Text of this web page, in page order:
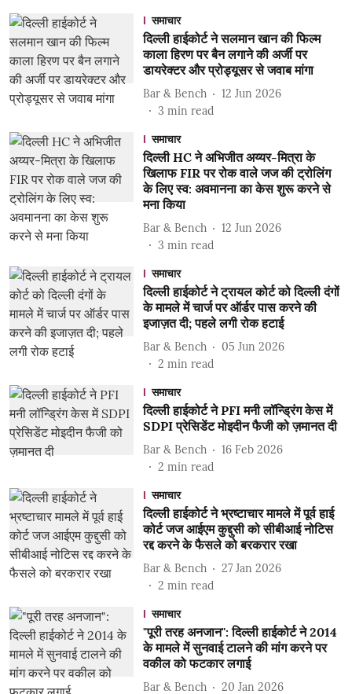
समाचार
दिल्ली हाईकोर्ट ने सलमान खान की फिल्म
काला हिरण पर बैन लगाने की अर्जी पर
डायरेक्टर और प्रोड्यूसर से जवाब मांगा
Bar & Bench
12 Jun 2026
3 min read
समाचार
दिल्ली HC ने अभिजीत अय्यर-मित्रा के
खिलाफ FIR पर रोक वाले जज की ट्रोलिंग
के लिए स्व: अवमानना ​​का केस शुरू करने से
मना किया
Bar & Bench
12 Jun 2026
3 min read
समाचार
दिल्ली हाईकोर्ट ने ट्रायल कोर्ट को दिल्ली दंगों
के मामले में चार्ज पर ऑर्डर पास करने की
इजाज़त दी; पहले लगी रोक हटाई
Bar & Bench
05 Jun 2026
2 min read
समाचार
दिल्ली हाईकोर्ट ने PFI मनी लॉन्ड्रिंग केस में
SDPI प्रेसिडेंट मोइदीन फैजी को ज़मानत दी
Bar & Bench
16 Feb 2026
2 min read
समाचार
दिल्ली हाईकोर्ट ने भ्रष्टाचार मामले में पूर्व हाई
कोर्ट जज आईएम कुद्दुसी को सीबीआई नोटिस
रद्द करने के फैसले को बरकरार रखा
Bar & Bench
27 Jan 2026
2 min read
समाचार
"पूरी तरह अनजान": दिल्ली हाईकोर्ट ने 2014
के मामले में सुनवाई टालने की मांग करने पर
वकील को फटकार लगाई
Bar & Bench
20 Jan 2026